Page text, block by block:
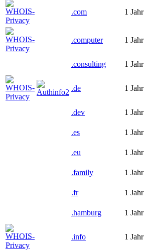
.com 1 Jahr
.computer 1 Jahr
.consulting 1 Jahr
.de 1 Jahr
.dev 1 Jahr
.es
1 Jahr
.eu
1 Jahr
.family
1 Jahr
.fr
1 Jahr
.hamburg
1 Jahr
.info 1 Jahr